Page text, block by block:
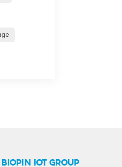
IOT GROUP